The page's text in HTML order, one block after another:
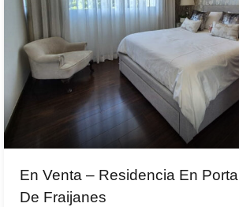
En Venta – Residencia En
De Fraijanes